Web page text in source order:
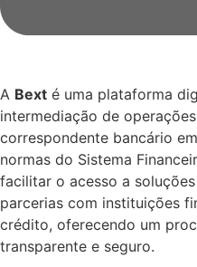
A Bext é uma plataforma
intermediação de
correspondente bancário
normas do Sistema
facilitar o acesso a
parcerias com instituições
crédito, oferecendo um
transparente e seguro.